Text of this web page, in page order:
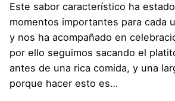
Este sabor característico ha
momentos importantes para cada
y nos ha acompañado en
por ello seguimos sacando el
antes de una rica comida, y una
porque hacer esto es…